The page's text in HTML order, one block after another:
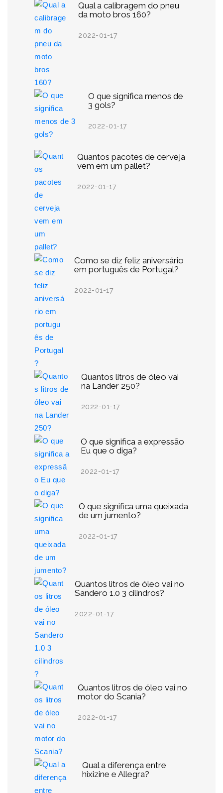
Qual a calibragem do pneu
da moto bros 160?
2022-01-17
O que significa menos de
3 gols?
2022-01-17
Quantos pacotes de cerveja
vem em um pallet?
2022-01-17
Como se diz feliz aniversário
em português de Portugal?
2022-01-17
Quantos litros de óleo vai
na Lander 250?
2022-01-17
O que significa a expressão
Eu que o diga?
2022-01-17
O que significa uma queixada
de um jumento?
2022-01-17
Quantos litros de óleo vai no
Sandero 1.0 3 cilindros?
2022-01-17
Quantos litros de óleo vai no
motor do Scania?
2022-01-17
Qual a diferença entre
hixizine e Allegra?